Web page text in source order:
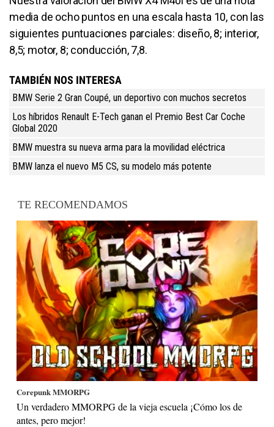
media de ocho puntos en una escala hasta 10, con las
siguientes puntuaciones parciales: diseño, 8; interior,
8,5; motor, 8; conducción, 7,8.
TAMBIÉN NOS INTERESA
BMW Serie 2 Gran Coupé, un deportivo con muchos secretos
Los híbridos Renault E-Tech ganan el Premio Best Car Coche
Global 2020
BMW muestra su nueva arma para la movilidad eléctrica
BMW lanza el nuevo M5 CS, su modelo más potente
TE RECOMENDAMOS
Corepunk MMORPG
Un verdadero MMORPG de la vieja escuela ¡Cómo los de
antes, pero mejor!